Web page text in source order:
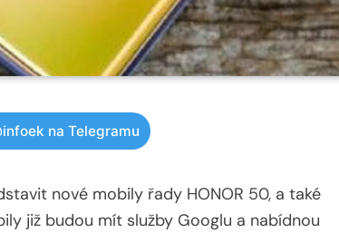
na Telegramu
nové mobily řady HONOR 50, a také
již budou mít služby Googlu a nabídnou